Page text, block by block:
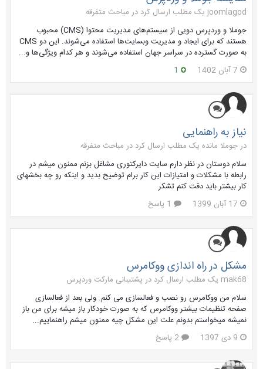
joomlagod یک مطلب ارسال کرد در
مباحث متفرقه
جوملا و وردپرس دویی از سیستم‌های مدیریت محتوا (CMS) محبوب
هستند که برای ایجاد و مدیریت وبسایت‌ها استفاده می‌شوند. این دو CMS
به صورت گسترده در سراسر جهان استفاده می‌شوند و هر کدام ویژگی‌ها و...
7 آبان 1402
نیاز به راهنمایی
در جوملا مانده یک مطلب ارسال کرد در مباحث متفرقه
سلام دوستان در نظر دارم سایت دایرکتوری مشاغل بزنم ممنون میشم در
رابطه با مشکلات و امتیازات این کار برام توضیح بدید و اینکه رو چه بخشهای
کار بیشتر باید دقت کنم تشکر
17 آبان 1399
مشکل در راه اندازی ووکامرس
mak68 یک مطلب ارسال کرد در
پشتیبانی مارکت وردپرس
سلام من ووکامرس رو نصب و فعالسازی می کنم. ولی بعد از فعالسازی
صفحه تنظیمات بیشتر ووکامرس که به صورت خودکار باز میشه برای من باز
نمیشه میخواستم بدونم علت این مشکل چیه ممنون میشم راهنماییم...
9 دی 1397